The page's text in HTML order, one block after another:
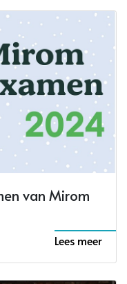
van Mirom
Lees meer